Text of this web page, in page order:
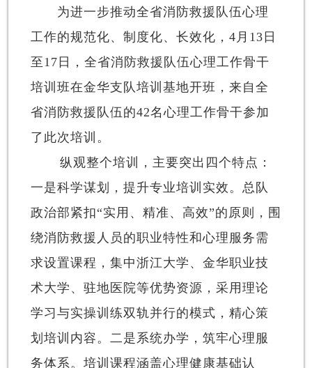
为进一步推动全省消防救援队伍心理
工作的规范化、制度化、长效化，4月13日
至17日，全省消防救援队伍心理工作骨干
培训班在金华支队培训基地开班，来自全
省消防救援队伍的42名心理工作骨干参加
了此次培训。
纵观整个培训，主要突出四个特点：
一是科学谋划，提升专业培训实效。总队
政治部紧扣“实用、精准、高效”的原则，围
绕消防救援人员的职业特性和心理服务需
求设置课程，集中浙江大学、金华职业技
术大学、驻地医院等优势资源，采用理论
学习与实操训练双轨并行的模式，精心策
划培训内容。二是系统办学，筑牢心理服
务体系。培训课程涵盖心理健康基础认